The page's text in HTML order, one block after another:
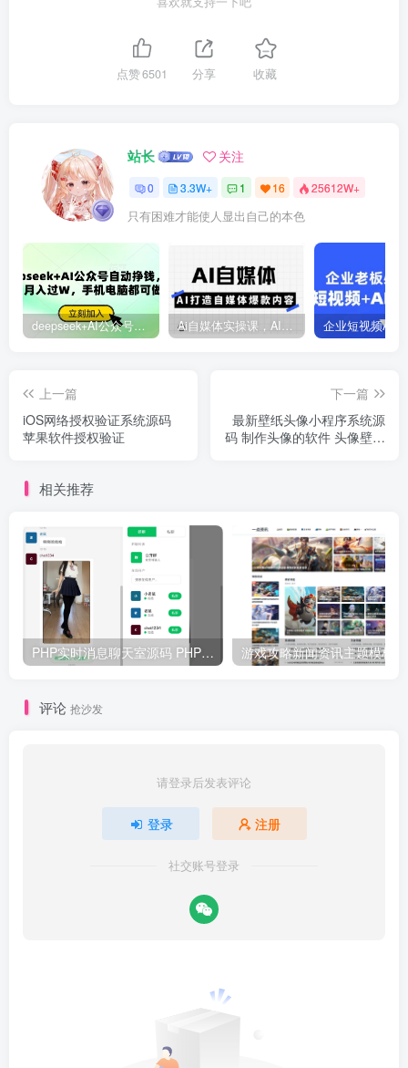
点赞6501 分享 收藏
站长 关注
0 3.3W+ 1 16 25612W+
只有困难才能使人显出自己的本色
deepseek+AI公众号自动挣钱，轻松月入过W，手机电脑都可做 Ai自媒体实操课，AI打造自媒体爆款内容
上一篇
iOS网络授权验证系统源码
苹果软件授权验证
下一篇
最新壁纸头像小程序系统源
码 制作头像的软件 头像壁纸
相关推荐
PHP实时消息聊天室源码 PHP+WebSocket
评论 抢沙发
请登录后发表评论
登录 注册
社交账号登录